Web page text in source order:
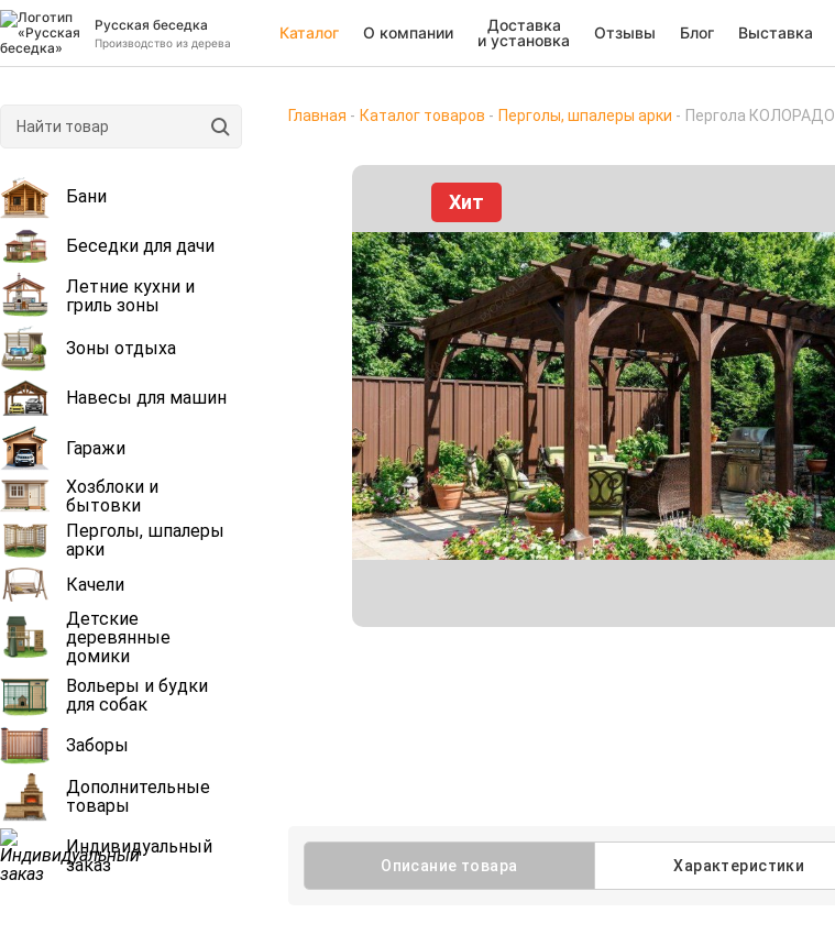
Русская беседка
Производство из дерева
Каталог О компании
Доставка
и установка
Отзывы Блог Выставка
Бани
Беседки для дачи
Летние кухни и
гриль зоны
Зоны отдыха
Навесы для машин
Гаражи
Хозблоки и
бытовки
Перголы, шпалеры
арки
Качели
Детские
деревянные
домики
Вольеры и будки
для собак
Заборы
Дополнительные
товары
Индивидуальный
заказ
Главная Каталог товаров Перголы, шпалеры арки Пергола КОЛОРАДО
Хит
Описание товара Характеристики